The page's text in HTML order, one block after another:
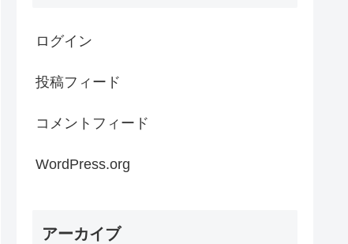
ログイン
投稿フィード
コメントフィード
WordPress.org
アーカイブ